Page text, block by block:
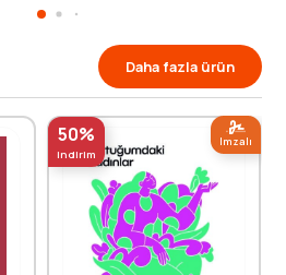
Daha fazla ürün
50%
indirim
Imzalı